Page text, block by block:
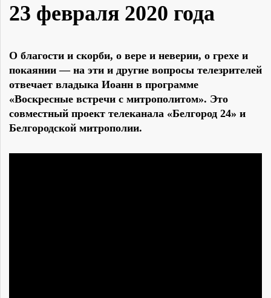
23 февраля 2020 года
О благости и скорби, о вере и неверии, о грехе и
покаянии — на эти и другие вопросы телезрителей
отвечает владыка Иоанн в программе
«Воскресные встречи с митрополитом». Это
совместный проект телеканала «Белгород 24» и
Белгородской митрополии.